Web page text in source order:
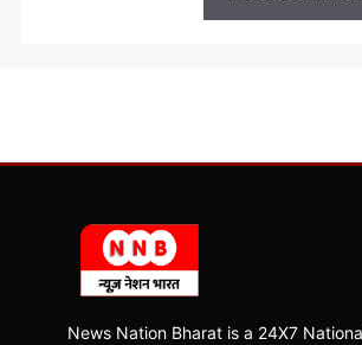
News Nation Bharat is a 24X7